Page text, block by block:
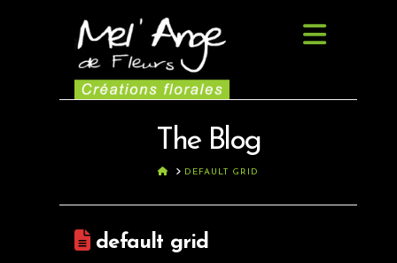
The Blog
HOMEDEFAULT GRID
default grid